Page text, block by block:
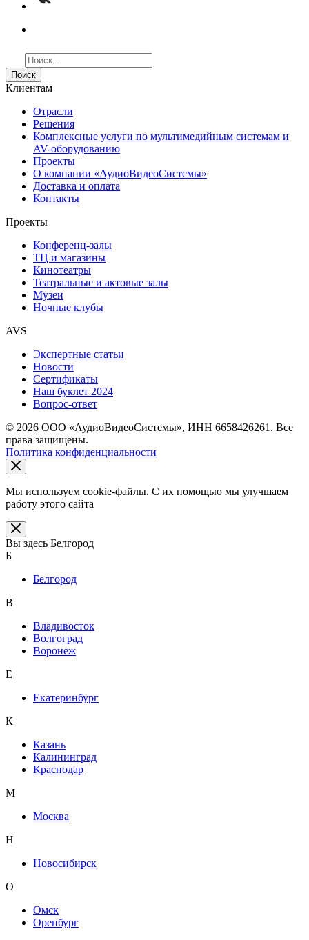
Поиск
Клиентам
Отрасли
Решения
Комплексные услуги по мультимедийным системам и
AV-оборудованию
Проекты
О компании «АудиоВидеоСистемы»
Доставка и оплата
Контакты
Проекты
Конференц-залы
ТЦ и магазины
Кинотеатры
Театральные и актовые залы
Музеи
Ночные клубы
AVS
Экспертные статьи
Новости
Сертификаты
Наш буклет 2024
Вопрос-ответ
© 2026 ООО «АудиоВидеоСистемы», ИНН 6658426261. Все
права защищены.
Политика конфиденциальности
Мы используем cookie-файлы. С их помощью мы улучшаем
работу этого сайта
Вы здесь Белгород
Б
Белгород
В
Владивосток
Волгоград
Воронеж
Е
Екатеринбург
К
Казань
Калининград
Краснодар
М
Москва
Н
Новосибирск
О
Омск
Оренбург